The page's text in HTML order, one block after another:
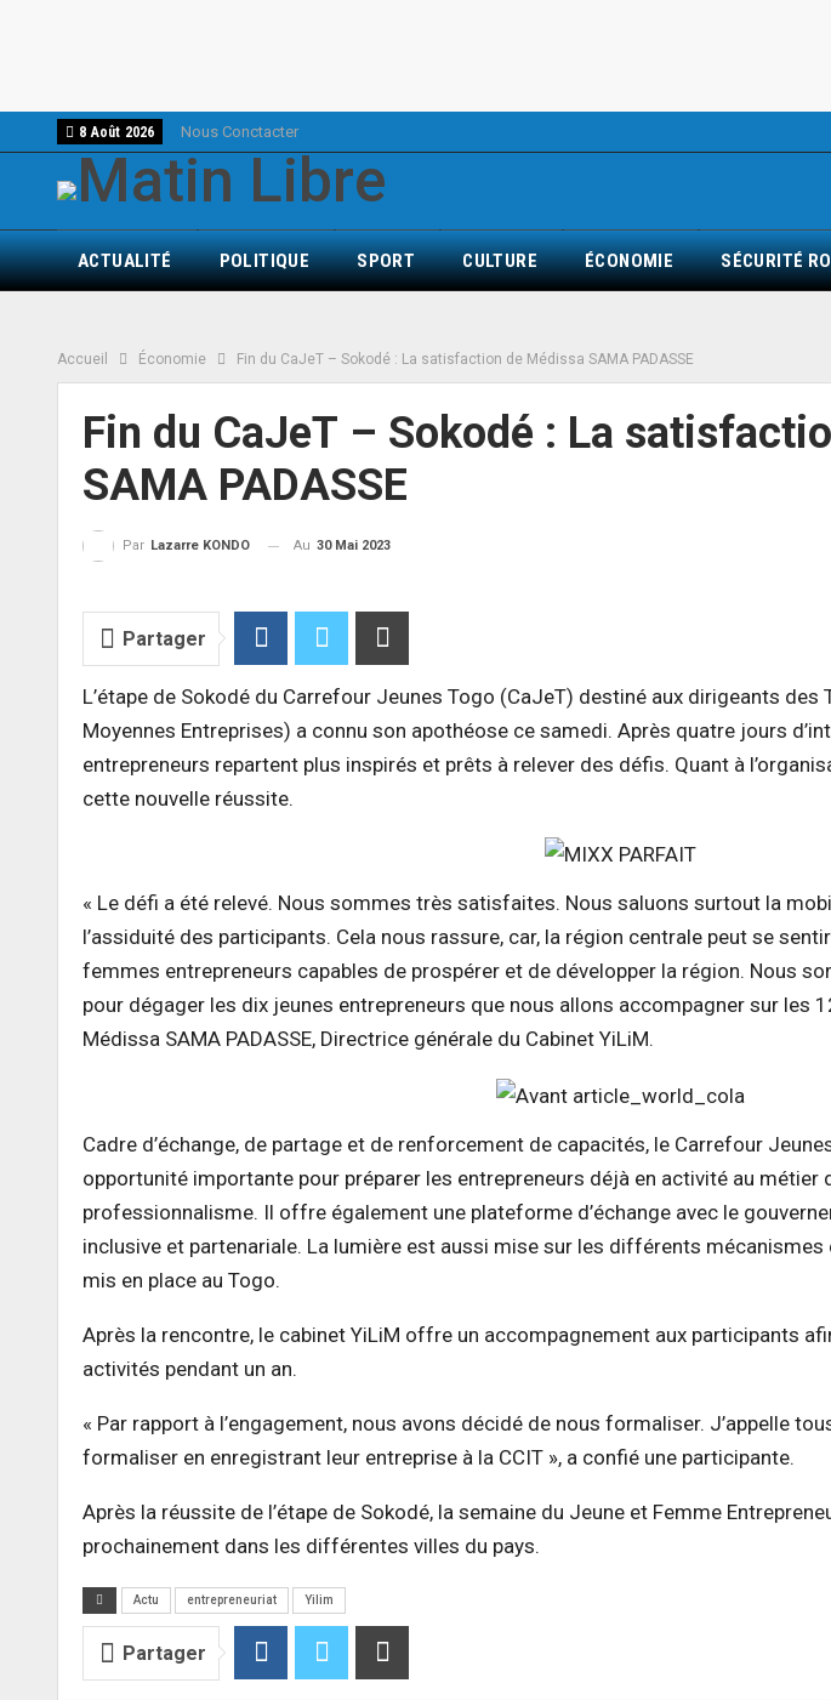
8 Août 2026 Nous Conctacter
ACTUALITÉ POLITIQUE SPORT CULTURE ÉCONOMIE SÉCURITÉ
Accueil Économie Fin du CaJeT – Sokodé : La satisfaction de Médissa SAMA PADASSE
Fin du CaJeT – Sokodé : La
SAMA PADASSE
Par Lazarre KONDO Au 30 Mai 2023
Partager
L’étape de Sokodé du Carrefour Jeunes Togo (CaJeT) destiné aux dirigeants des
Moyennes Entreprises) a connu son apothéose ce samedi. Après quatre jours
entrepreneurs repartent plus inspirés et prêts à relever des défis. Quant à
cette nouvelle réussite.
« Le défi a été relevé. Nous sommes très satisfaites. Nous saluons surtout la
l’assiduité des participants. Cela nous rassure, car, la région centrale peut se
femmes entrepreneurs capables de prospérer et de développer la région. Nous
pour dégager les dix jeunes entrepreneurs que nous allons accompagner sur les
Médissa SAMA PADASSE, Directrice générale du Cabinet YiLiM.
Cadre d’échange, de partage et de renforcement de capacités, le Carrefour
opportunité importante pour préparer les entrepreneurs déjà en activité au métier
professionnalisme. Il offre également une plateforme d’échange avec le
inclusive et partenariale. La lumière est aussi mise sur les différents mécanismes
mis en place au Togo.
Après la rencontre, le cabinet YiLiM offre un accompagnement aux participants
activités pendant un an.
« Par rapport à l’engagement, nous avons décidé de nous formaliser. J’appelle
formaliser en enregistrant leur entreprise à la CCIT », a confié une participante.
Après la réussite de l’étape de Sokodé, la semaine du Jeune et Femme
prochainement dans les différentes villes du pays.
Actu entrepreneuriat Yilim
Partager